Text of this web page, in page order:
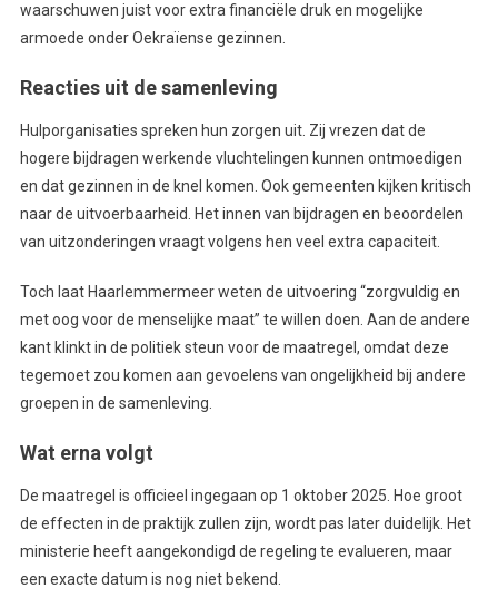
waarschuwen juist voor extra financiële druk en mogelijke
armoede onder Oekraïense gezinnen.
Reacties uit de samenleving
Hulporganisaties spreken hun zorgen uit. Zij vrezen dat de
hogere bijdragen werkende vluchtelingen kunnen ontmoedigen
en dat gezinnen in de knel komen. Ook gemeenten kijken kritisch
naar de uitvoerbaarheid. Het innen van bijdragen en beoordelen
van uitzonderingen vraagt volgens hen veel extra capaciteit.
Toch laat Haarlemmermeer weten de uitvoering “zorgvuldig en
met oog voor de menselijke maat” te willen doen. Aan de andere
kant klinkt in de politiek steun voor de maatregel, omdat deze
tegemoet zou komen aan gevoelens van ongelijkheid bij andere
groepen in de samenleving.
Wat erna volgt
De maatregel is officieel ingegaan op 1 oktober 2025. Hoe groot
de effecten in de praktijk zullen zijn, wordt pas later duidelijk. Het
ministerie heeft aangekondigd de regeling te evalueren, maar
een exacte datum is nog niet bekend.